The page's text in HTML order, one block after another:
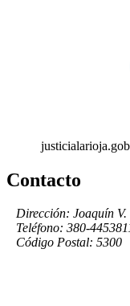
Contacto
Dirección: Joaquín V.
Teléfono: 380-
Código Postal: 5300